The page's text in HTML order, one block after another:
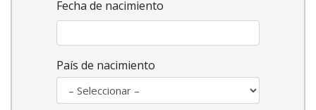
Fecha de nacimiento
País de nacimiento